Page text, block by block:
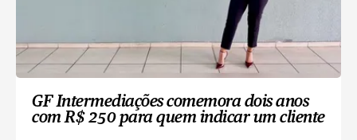
GF Intermediações comemora dois anos
com R$ 250 para quem indicar um cliente